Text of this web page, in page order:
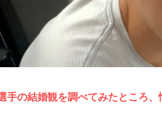
手の結婚観を調べてみたところ、